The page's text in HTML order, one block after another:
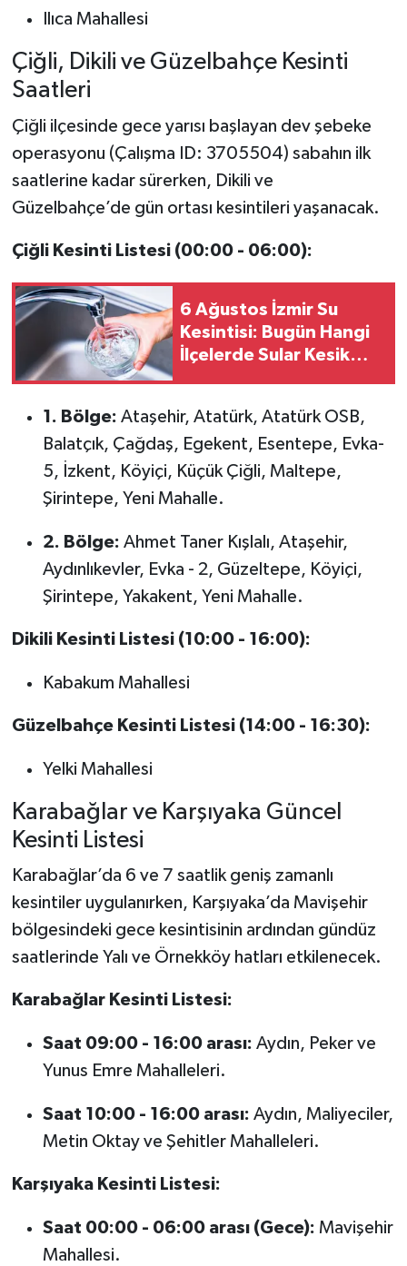
Ilıca Mahallesi
Çiğli, Dikili ve Güzelbahçe Kesinti
Saatleri
Çiğli ilçesinde gece yarısı başlayan dev şebeke
operasyonu (Çalışma ID: 3705504) sabahın ilk
saatlerine kadar sürerken, Dikili ve
Güzelbahçe’de gün ortası kesintileri yaşanacak.
Çiğli Kesinti Listesi (00:00 - 06:00):
6 Ağustos İzmir Su
Kesintisi: Bugün Hangi
İlçelerde Sular Kesik
1. Bölge: Ataşehir, Atatürk, Atatürk OSB,
Balatçık, Çağdaş, Egekent, Esentepe, Evka-
5, İzkent, Köyiçi, Küçük Çiğli, Maltepe,
Şirintepe, Yeni Mahalle.
2. Bölge: Ahmet Taner Kışlalı, Ataşehir,
Aydınlıkevler, Evka - 2, Güzeltepe, Köyiçi,
Şirintepe, Yakakent, Yeni Mahalle.
Dikili Kesinti Listesi (10:00 - 16:00):
Kabakum Mahallesi
Güzelbahçe Kesinti Listesi (14:00 - 16:30):
Yelki Mahallesi
Karabağlar ve Karşıyaka Güncel
Kesinti Listesi
Karabağlar’da 6 ve 7 saatlik geniş zamanlı
kesintiler uygulanırken, Karşıyaka’da Mavişehir
bölgesindeki gece kesintisinin ardından gündüz
saatlerinde Yalı ve Örnekköy hatları etkilenecek.
Karabağlar Kesinti Listesi:
Saat 09:00 - 16:00 arası: Aydın, Peker ve
Yunus Emre Mahalleleri.
Saat 10:00 - 16:00 arası: Aydın, Maliyeciler,
Metin Oktay ve Şehitler Mahalleleri.
Karşıyaka Kesinti Listesi:
Saat 00:00 - 06:00 arası (Gece): Mavişehir
Mahallesi.